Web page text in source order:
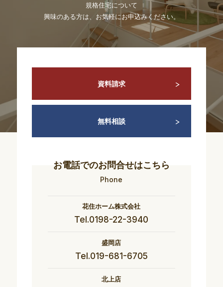
規格住宅について
興味のある方は、お気軽にお申込みください。
資料請求
無料相談
お電話でのお問合せはこちら
Phone
花住ホーム株式会社
Tel.0198-22-3940
盛岡店
Tel.019-681-6705
北上店